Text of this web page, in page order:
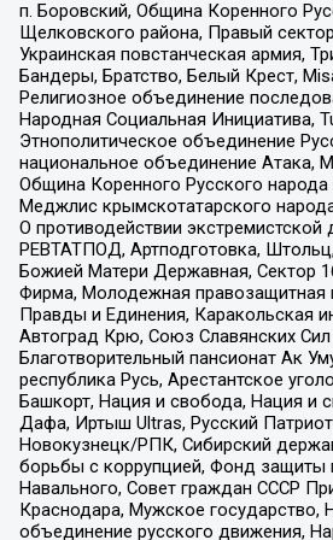
п. Боровский, Община Коренного
Щелковского района, Правый
Украинская повстанческая армия,
Бандеры, Братство, Белый Крест,
Религиозное объединение
Народная Социальная Инициатива,
Этнополитическое объединение
национальное объединение Атака,
Община Коренного Русского народа
Меджлис крымскотатарского
О противодействии экстремистской
РЕВТАТПОД, Артподготовка,
Божией Матери Державная, Сектор
Фирма, Молодежная правозащитная
Правды и Единения, Каракольская
Автоград Крю, Союз Славянских Сил
Благотворительный пансионат Ак
республика Русь, Арестантское
Башкорт, Нация и свобода, Нация и
Дафа, Иртыш Ultras, Русский
Новокузнецк/РПК, Сибирский
борьбы с коррупцией, Фонд защиты
Навального, Совет граждан СССР
Краснодара, Мужское государство,
объединение русского движения,